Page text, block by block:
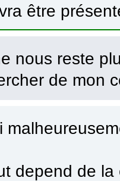
être
nous reste
de mon
depend de